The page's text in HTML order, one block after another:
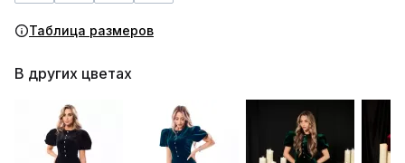
Таблица размеров
В других цветах